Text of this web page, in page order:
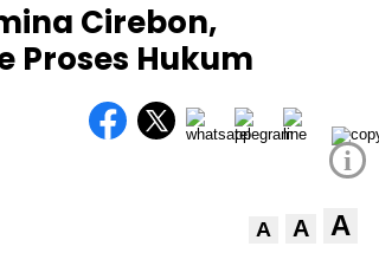
Cirebon,
Proses Hukum
i
A A A